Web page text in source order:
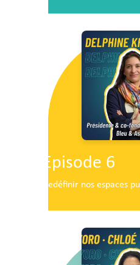
Episode 6
Redéfinir nos espaces